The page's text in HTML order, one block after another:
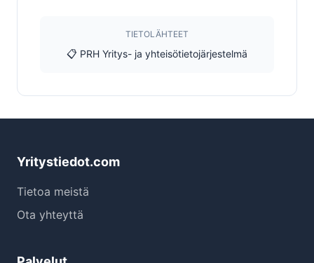
TIETOLÄHTEET
📋 PRH Yritys- ja yhteisötietojärjestelmä
Yritystiedot.com
Tietoa meistä
Ota yhteyttä